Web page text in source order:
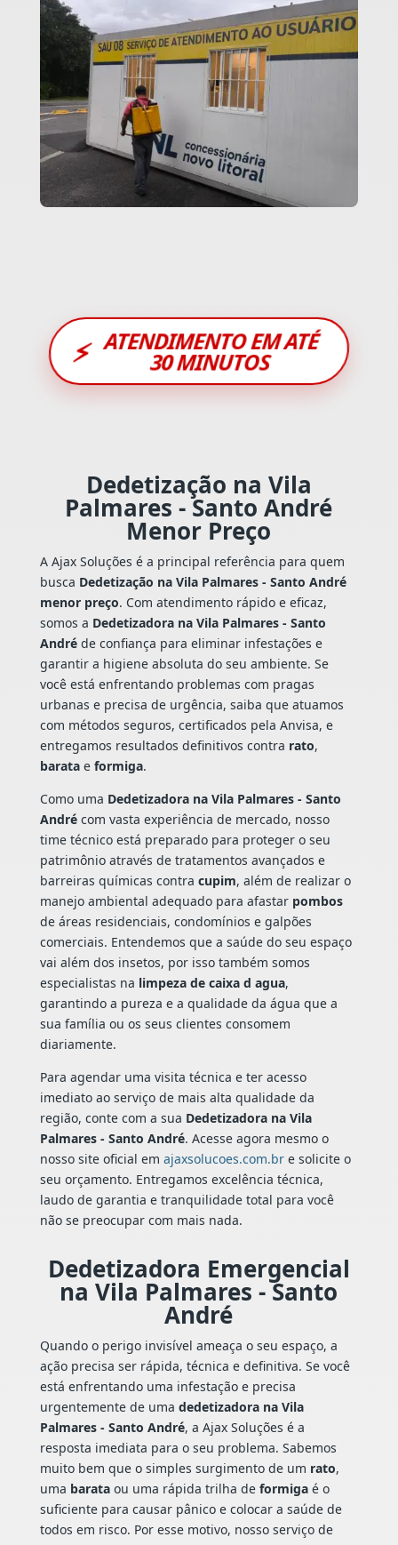
⚡ ATENDIMENTO EM ATÉ
30 MINUTOS
Dedetização na Vila
Palmares - Santo André
Menor Preço
A Ajax Soluções é a principal referência para quem
busca Dedetização na Vila Palmares - Santo André
menor preço. Com atendimento rápido e eficaz,
somos a Dedetizadora na Vila Palmares - Santo
Andréde confiança para eliminar infestações e
garantir a higiene absoluta do seu ambiente. Se
você está enfrentando problemas com pragas
urbanas e precisa de urgência, saiba que atuamos
com métodos seguros, certificados pela Anvisa, e
entregamos resultados definitivos contra rato,
baratae formiga.
Como uma Dedetizadora na Vila Palmares - Santo
Andrécom vasta experiência de mercado, nosso
time técnico está preparado para proteger o seu
patrimônio através de tratamentos avançados e
barreiras químicas contra cupim, além de realizar o
manejo ambiental adequado para afastar pombos
de áreas residenciais, condomínios e galpões
comerciais. Entendemos que a saúde do seu espaço
vai além dos insetos, por isso também somos
especialistas na limpeza de caixa d agua,
garantindo a pureza e a qualidade da água que a
sua família ou os seus clientes consomem
diariamente.
Para agendar uma visita técnica e ter acesso
imediato ao serviço de mais alta qualidade da
região, conte com a sua Dedetizadora na Vila
Palmares - Santo André. Acesse agora mesmo o
nosso site oficial em ajaxsolucoes.com.bre solicite o
seu orçamento. Entregamos excelência técnica,
laudo de garantia e tranquilidade total para você
não se preocupar com mais nada.
Dedetizadora Emergencial
na Vila Palmares - Santo
André
Quando o perigo invisível ameaça o seu espaço, a
ação precisa ser rápida, técnica e definitiva. Se você
está enfrentando uma infestação e precisa
urgentemente de uma dedetizadora na Vila
Palmares - Santo André, a Ajax Soluções é a
resposta imediata para o seu problema. Sabemos
muito bem que o simples surgimento de um rato,
uma barataou uma rápida trilha de formigaé o
suficiente para causar pânico e colocar a saúde de
todos em risco. Por esse motivo, nosso serviço de